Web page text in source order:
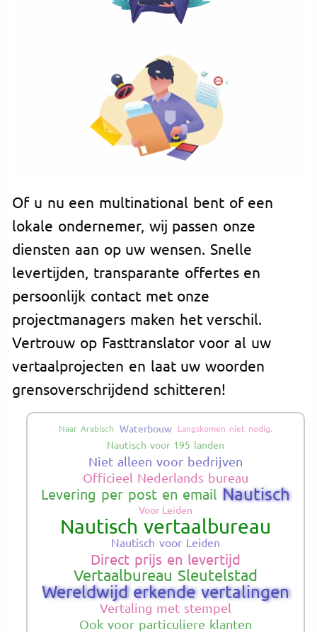
Of u nu een multinational bent of een
lokale ondernemer, wij passen onze
diensten aan op uw wensen. Snelle
levertijden, transparante offertes en
persoonlijk contact met onze
projectmanagers maken het verschil.
Vertrouw op Fasttranslator voor al uw
vertaalprojecten en laat uw woorden
grensoverschrijdend schitteren!
Naar Arabisch Waterbouw Langskomen niet nodig.
Nautisch voor 195 landen
Niet alleen voor bedrijven
Officieel Nederlands bureau
Levering per post en email Nautisch
Voor Leiden
Nautisch vertaalbureau
Nautisch voor Leiden
Direct prijs en levertijd
Vertaalbureau Sleutelstad
Wereldwijd erkende vertalingen
Vertaling met stempel
Ook voor particuliere klanten